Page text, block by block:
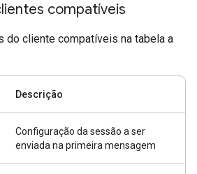
compatíveis
do cliente compatíveis na tabela a
Descrição
Configuração da sessão a ser
enviada na primeira mensagem